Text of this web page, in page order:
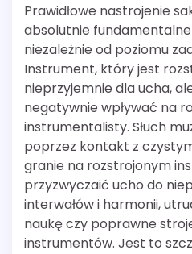
Prawidłowe nastrojenie
absolutnie
niezależnie od poziomu
Instrument, który jest
nieprzyjemnie dla ucha,
negatywnie wpływać na
instrumentalisty. Słuch
poprzez kontakt z
granie na rozstrojonym
przyzwyczaić ucho do
interwałów i harmonii,
naukę czy poprawne
instrumentów. Jest to